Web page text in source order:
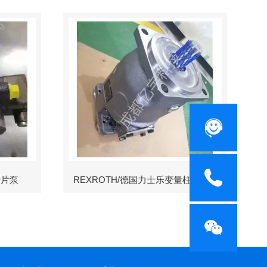
泵 REXROTH/德国力士乐变量柱塞泵冶金